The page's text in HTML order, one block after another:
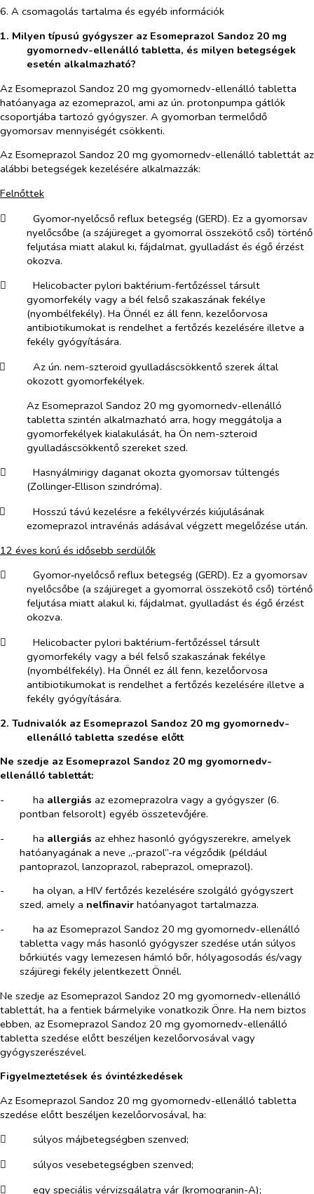
6. A csomagolás tartalma és egyéb információk
1. Milyen típusú gyógyszer az Esomeprazol Sandoz 20 mg
gyomornedv-ellenálló tabletta, és milyen betegségek
esetén alkalmazható?
Az Esomeprazol Sandoz 20 mg gyomornedv-ellenálló tabletta
hatóanyaga az ezomeprazol, ami az ún. protonpumpa gátlók
csoportjába tartozó gyógyszer. A gyomorban termelődő
gyomorsav mennyiségét csökkenti.
Az Esomeprazol Sandoz 20 mg gyomornedv-ellenálló tablettát az
alábbi betegségek kezelésére alkalmazzák:
Felnőttek
​
Gyomor‑nyelőcső reflux betegség (GERD). Ez a gyomorsav
nyelőcsőbe (a szájüreget a gyomorral összekötő cső) történő
feljutása miatt alakul ki, fájdalmat, gyulladást és égő érzést
okozva.
​
Helicobacter pylori baktérium-fertőzéssel társult
gyomorfekély vagy a bél felső szakaszának fekélye
(nyombélfekély). Ha Önnél ez áll fenn, kezelőorvosa
antibiotikumokat is rendelhet a fertőzés kezelésére illetve a
fekély gyógyítására.
​
Az ún. nem-szteroid gyulladáscsökkentő szerek által
okozott gyomorfekélyek.
Az Esomeprazol Sandoz 20 mg gyomornedv-ellenálló
tabletta szintén alkalmazható arra, hogy meggátolja a
gyomorfekélyek kialakulását, ha Ön nem-szteroid
gyulladáscsökkentő szereket szed.
​
Hasnyálmirigy daganat okozta gyomorsav túltengés
(Zollinger‑Ellison szindróma).
​
Hosszú távú kezelésre a fekélyvérzés kiújulásának
ezomeprazol intravénás adásával végzett megelőzése után.
12 éves korú és idősebb serdülők
​
Gyomor‑nyelőcső reflux betegség (GERD). Ez a gyomorsav
nyelőcsőbe (a szájüreget a gyomorral összekötő cső) történő
feljutása miatt alakul ki, fájdalmat, gyulladást és égő érzést
okozva.
​
Helicobacter pylori baktérium-fertőzéssel társult
gyomorfekély vagy a bél felső szakaszának fekélye
(nyombélfekély). Ha Önnél ez áll fenn, kezelőorvosa
antibiotikumokat is rendelhet a fertőzés kezelésére illetve a
fekély gyógyítására.
2. Tudnivalók az Esomeprazol Sandoz 20 mg gyomornedv-
ellenálló tabletta szedése előtt
Ne szedje az Esomeprazol Sandoz 20 mg gyomornedv-
ellenálló tablettát:
-​
ha allergiás az ezomeprazolra vagy a gyógyszer (6.
pontban felsorolt) egyéb összetevőjére.
-​
ha allergiás az ehhez hasonló gyógyszerekre, amelyek
hatóanyagának a neve „-prazol”-ra végződik (például
pantoprazol, lanzoprazol, rabeprazol, omeprazol).
-​
ha olyan, a HIV fertőzés kezelésére szolgáló gyógyszert
szed, amely a nelfinavir hatóanyagot tartalmazza.
-​
ha az Esomeprazol Sandoz 20 mg gyomornedv-ellenálló
tabletta vagy más hasonló gyógyszer szedése után súlyos
bőrkiütés vagy lemezesen hámló bőr, hólyagosodás és/vagy
szájüregi fekély jelentkezett Önnél.
Ne szedje az Esomeprazol Sandoz 20 mg gyomornedv-ellenálló
tablettát, ha a fentiek bármelyike vonatkozik Önre. Ha nem biztos
ebben, az Esomeprazol Sandoz 20 mg gyomornedv-ellenálló
tabletta szedése előtt beszéljen kezelőorvosával vagy
gyógyszerészével.
Figyelmeztetések és óvintézkedések
Az Esomeprazol Sandoz 20 mg gyomornedv-ellenálló tabletta
szedése előtt beszéljen kezelőorvosával, ha:
​
súlyos májbetegségben szenved;
​
súlyos vesebetegségben szenved;
​
egy speciális vérvizsgálatra vár (kromogranin-A);